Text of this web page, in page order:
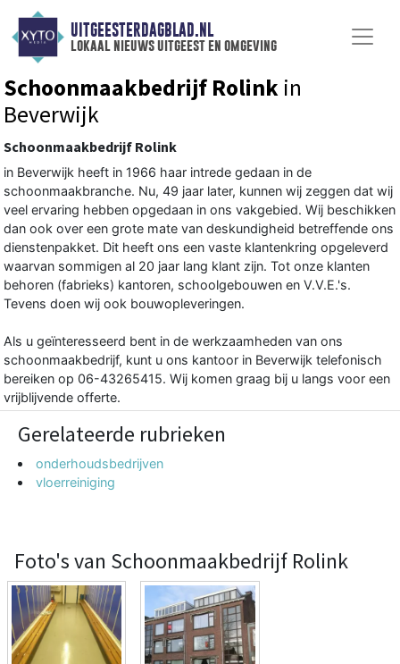
UITGEESTERDAGBLAD.NL
lokaal nieuws uitgeest en omgeving
Schoonmaakbedrijf Rolink in
Beverwijk
Schoonmaakbedrijf Rolink
in Beverwijk heeft in 1966 haar intrede gedaan in de
schoonmaakbranche. Nu, 49 jaar later, kunnen wij zeggen dat wij
veel ervaring hebben opgedaan in ons vakgebied. Wij beschikken
dan ook over een grote mate van deskundigheid betreffende ons
dienstenpakket. Dit heeft ons een vaste klantenkring opgeleverd
waarvan sommigen al 20 jaar lang klant zijn. Tot onze klanten
behoren (fabrieks) kantoren, schoolgebouwen en V.V.E.'s.
Tevens doen wij ook bouwopleveringen.
Als u geïnteresseerd bent in de werkzaamheden van ons
schoonmaakbedrijf, kunt u ons kantoor in Beverwijk telefonisch
bereiken op 06-43265415. Wij komen graag bij u langs voor een
vrijblijvende offerte.
Gerelateerde rubrieken
onderhoudsbedrijven
vloerreiniging
Foto's van Schoonmaakbedrijf Rolink